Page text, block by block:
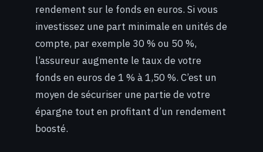
rendement sur le fonds en euros. Si vous
investissez une part minimale en unités de
compte, par exemple 30 % ou 50 %,
l’assureur augmente le taux de votre
fonds en euros de 1 % à 1,50 %. C’est un
moyen de sécuriser une partie de votre
épargne tout en profitant d’un rendement
boosté.